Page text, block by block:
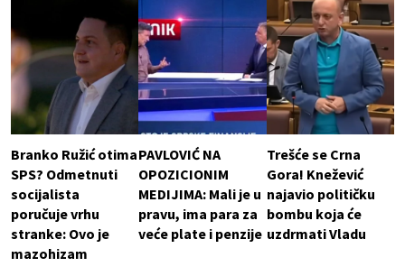
Branko Ružić otima
SPS? Odmetnuti
socijalista
poručuje vrhu
stranke: Ovo je
mazohizam
PAVLOVIĆ NA
OPOZICIONIM
MEDIJIMA: Mali je u
pravu, ima para za
veće plate i penzije
Trešće se Crna
Gora! Knežević
najavio političku
bombu koja će
uzdrmati Vladu